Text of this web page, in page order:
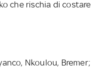
che rischia di costare
Nkoulou, Bremer;